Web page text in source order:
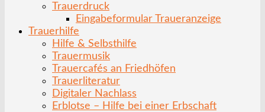
Trauerdruck
Eingabeformular Traueranzeige
Trauerhilfe
Hilfe & Selbsthilfe
Trauermusik
Trauercafés an Friedhöfen
Trauerliteratur
Digitaler Nachlass
Erblotse – Hilfe bei einer Erbschaft